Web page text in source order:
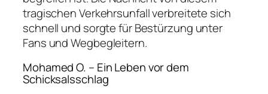
tragischen Verkehrsunfall verbreitete sich
schnell und sorgte für Bestürzung unter
Fans und Wegbegleitern.
Mohamed O. – Ein Leben vor dem
Schicksalsschlag